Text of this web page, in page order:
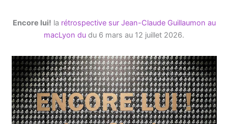
Encore lui! la rétrospective sur Jean-Claude Guillaumon au
macLyon du du 6 mars au 12 juillet 2026.